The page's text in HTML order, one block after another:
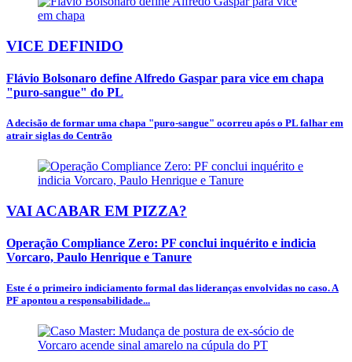
VICE DEFINIDO
Flávio Bolsonaro define Alfredo Gaspar para vice em chapa
"puro-sangue" do PL
A decisão de formar uma chapa "puro-sangue" ocorreu após o PL falhar em
atrair siglas do Centrão
VAI ACABAR EM PIZZA?
Operação Compliance Zero: PF conclui inquérito e indicia
Vorcaro, Paulo Henrique e Tanure
Este é o primeiro indiciamento formal das lideranças envolvidas no caso. A
PF apontou a responsabilidade...